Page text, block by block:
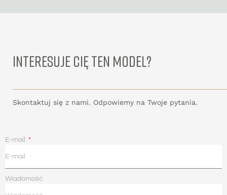
INTERESUJE CIĘ TEN MODEL?
Skontaktuj się z nami. Odpowiemy na Twoje pytania.
E-mail
Wiadomość